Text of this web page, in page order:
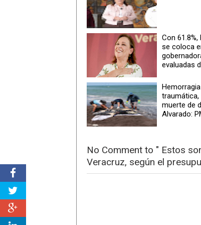
Con 61.8%,
se coloca
evaluadas
traumática,
muerte de
Alvarado:
No Comment to " Estos
Veracruz, según el